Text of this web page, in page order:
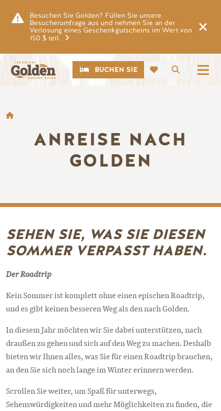
Besuchen Sie Golden? Füllen Sie unsere
Besucherumfrage aus und nehmen Sie an der
Verlosung eines Geschenkgutscheins im Wert von
150 $ teil.
Suche
CTABUCHEN SIE
BROTKRÜMEL
ANREISE NACH
GOLDEN
SEHEN SIE, WAS SIE DIESEN
SOMMER VERPASST HABEN.
Der Roadtrip
Kein Sommer ist komplett ohne einen epischen Roadtrip,
und es gibt keinen besseren Weg als den nach Golden.
In diesem Jahr möchten wir Sie dabei unterstützen, nach
draußen zu gehen und sich auf den Weg zu machen. Deshalb
bieten wir Ihnen alles, was Sie für einen Roadtrip brauchen,
an den Sie sich noch lange im Winter erinnern werden.
Scrollen Sie weiter, um Spaß für unterwegs,
Sehenswürdigkeiten und mehr Möglichkeiten zu finden, die